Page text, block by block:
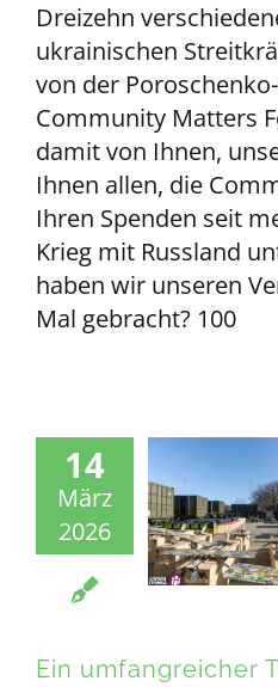
Dreizehn
ukrainischen
von der
Community Matters
damit von Ihnen,
Ihnen allen, die
Ihren Spenden seit
Krieg mit Russland
haben wir unseren
Mal gebracht? 100
14
März
2026
Ein umfangreicher